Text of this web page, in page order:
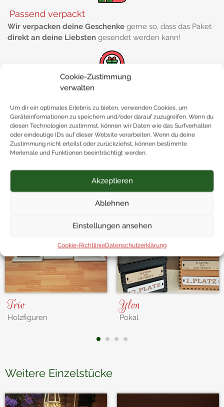
Cookie-Zustimmung
verwalten
Um dir ein optimales Erlebnis zu bieten, verwenden Cookies, um
Geräteinformationen zu speichern und/oder darauf zuzugreifen. Wenn du
diesen Technologien zustimmst, können wir Daten wie das Surfverhalten
oder eindeutige IDs auf dieser Website verarbeiten. Wenn du deine
Zustimmung nicht erteilst oder zurückziehst, können bestimmte
Merkmale und Funktionen beeinträchtigt werden.
Akzeptieren
Ablehnen
Einstellungen ansehen
Cookie-RichtlinieDatenschutzerklärung
Passend verpackt
Wir verpacken deine Geschenke gerne so, dass das Paket
direkt an deine Liebsten gesendet werden kann!
Rundum betreut
erreichbar undkümmern uns um jedes Anliegen!
Mehr von Geschenksfee
Trio
Holzfiguren
Ylon
Pokal
4
Weitere Einzelstücke